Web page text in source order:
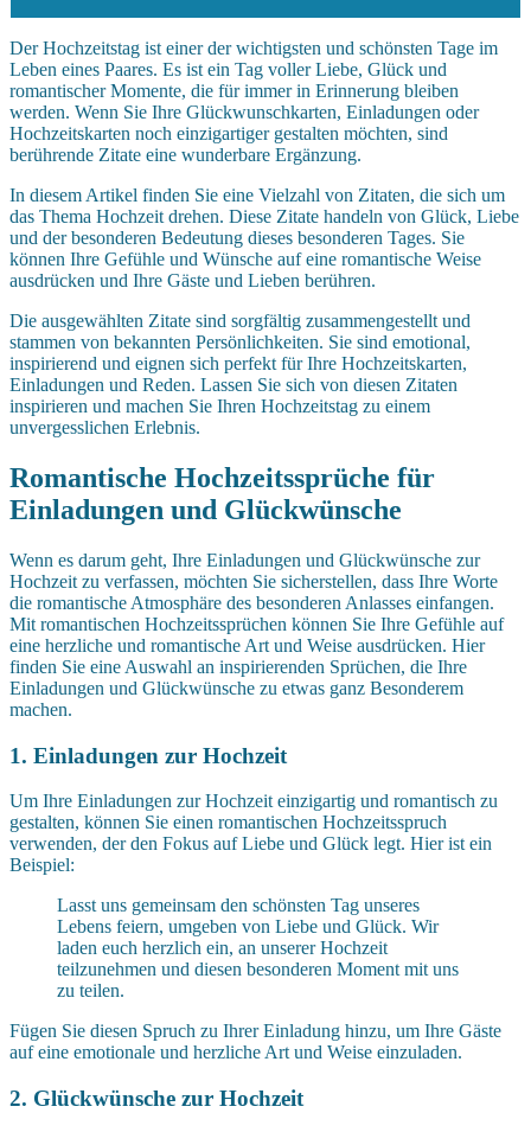
Der Hochzeitstag ist einer der wichtigsten und schönsten Tage im
Leben eines Paares. Es ist ein Tag voller Liebe, Glück und
romantischer Momente, die für immer in Erinnerung bleiben
werden. Wenn Sie Ihre Glückwunschkarten, Einladungen oder
Hochzeitskarten noch einzigartiger gestalten möchten, sind
berührende Zitate eine wunderbare Ergänzung.
In diesem Artikel finden Sie eine Vielzahl von Zitaten, die sich um
das Thema Hochzeit drehen. Diese Zitate handeln von Glück, Liebe
und der besonderen Bedeutung dieses besonderen Tages. Sie
können Ihre Gefühle und Wünsche auf eine romantische Weise
ausdrücken und Ihre Gäste und Lieben berühren.
Die ausgewählten Zitate sind sorgfältig zusammengestellt und
stammen von bekannten Persönlichkeiten. Sie sind emotional,
inspirierend und eignen sich perfekt für Ihre Hochzeitskarten,
Einladungen und Reden. Lassen Sie sich von diesen Zitaten
inspirieren und machen Sie Ihren Hochzeitstag zu einem
unvergesslichen Erlebnis.
Romantische Hochzeitssprüche für
Einladungen und Glückwünsche
Wenn es darum geht, Ihre Einladungen und Glückwünsche zur
Hochzeit zu verfassen, möchten Sie sicherstellen, dass Ihre Worte
die romantische Atmosphäre des besonderen Anlasses einfangen.
Mit romantischen Hochzeitssprüchen können Sie Ihre Gefühle auf
eine herzliche und romantische Art und Weise ausdrücken. Hier
finden Sie eine Auswahl an inspirierenden Sprüchen, die Ihre
Einladungen und Glückwünsche zu etwas ganz Besonderem
machen.
1. Einladungen zur Hochzeit
Um Ihre Einladungen zur Hochzeit einzigartig und romantisch zu
gestalten, können Sie einen romantischen Hochzeitsspruch
verwenden, der den Fokus auf Liebe und Glück legt. Hier ist ein
Beispiel:
Lasst uns gemeinsam den schönsten Tag unseres
Lebens feiern, umgeben von Liebe und Glück. Wir
laden euch herzlich ein, an unserer Hochzeit
teilzunehmen und diesen besonderen Moment mit uns
zu teilen.
Fügen Sie diesen Spruch zu Ihrer Einladung hinzu, um Ihre Gäste
auf eine emotionale und herzliche Art und Weise einzuladen.
2. Glückwünsche zur Hochzeit